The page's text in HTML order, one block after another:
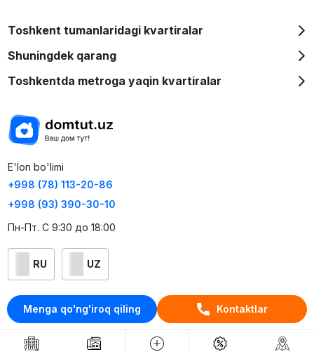
Menga qo'ng'iroq qiling Kontaktlar
Toshkent tumanlaridagi kvartiralar
Shuningdek qarang
Toshkentda metroga yaqin kvartiralar
E'lon bo'limi
+998 (78) 113-20-86
+998 (93) 390-30-10
Пн-Пт. С 9:30 до 18:00
RU UZ
Kontaktlar
loyiha haqida